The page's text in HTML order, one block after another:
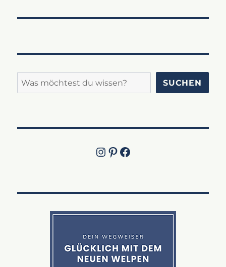
Suchen SUCHEN
Instagram
Pinterest
Jetzt die Facebook-Fanpage von Lucky Labrador besuchen!